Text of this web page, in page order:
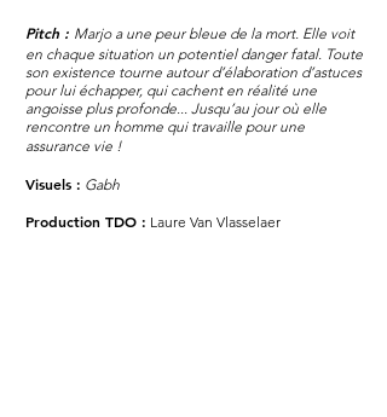
Pitch : Marjo a une peur bleue de la mort. Elle voit
en chaque situation un potentiel danger fatal. Toute
son existence tourne autour d’élaboration d’astuces
pour lui échapper, qui cachent en réalité une
angoisse plus profonde... Jusqu’au jour où elle
rencontre un homme qui travaille pour une
assurance vie !
Visuels : Gabh
Production TDO : Laure Van Vlasselaer